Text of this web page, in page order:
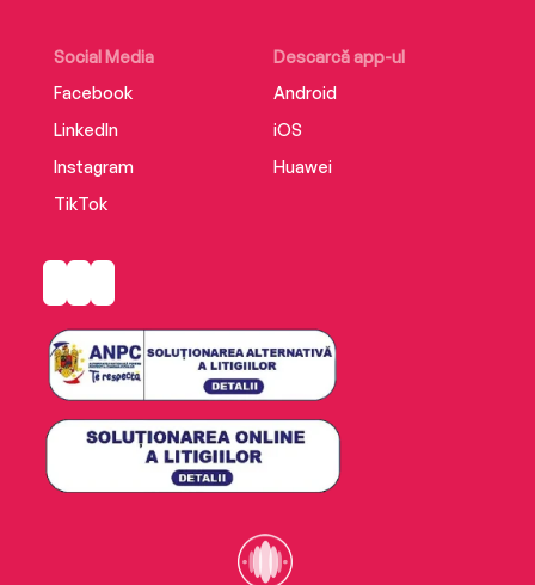
Social Media
Facebook
LinkedIn
Instagram
TikTok
Descarcă app-ul
Android
iOS
Huawei